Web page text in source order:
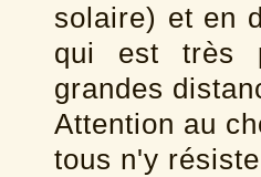
solaire) et en
qui est très
grandes
Attention au
tous n'y